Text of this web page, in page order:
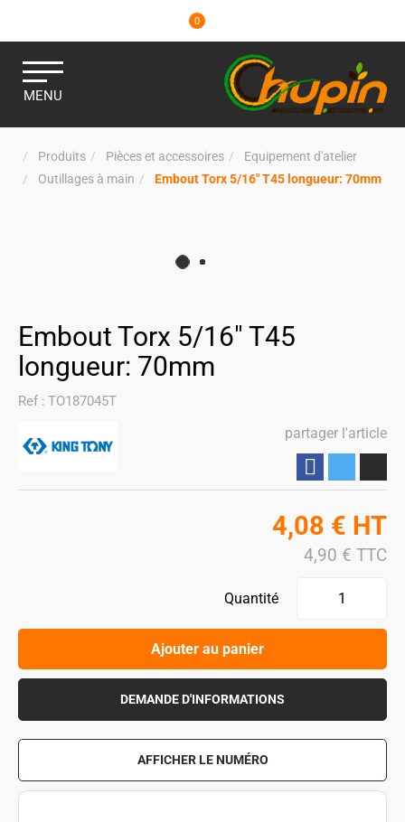
0
MENU
Produits Pièces et accessoires
Equipement d'atelier
Outillages à main
Embout Torx 5/16" T45 longueur: 70mm
Embout Torx 5/16" T45
longueur: 70mm
Ref : TO187045T
partager l'article
4,08 € HT
4,90 € TTC
Quantité
Ajouter au panier
DEMANDE D'INFORMATIONS
AFFICHER LE NUMÉRO